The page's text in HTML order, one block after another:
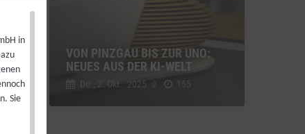
VON PINZGAU BIS ZUR UNO:
NEUES AUS DER KI-WELT
Do., 2. Okt.. 2025 // 155
in
Sie